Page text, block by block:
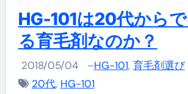
HG-101は20代からで
る育毛剤なのか？
2018/05/04 –HG-101, 育毛剤選び
20代, HG-101